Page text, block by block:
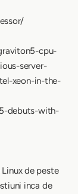
cpu-
server-
xeon-in-the-
debuts-with-
de peste
inca de